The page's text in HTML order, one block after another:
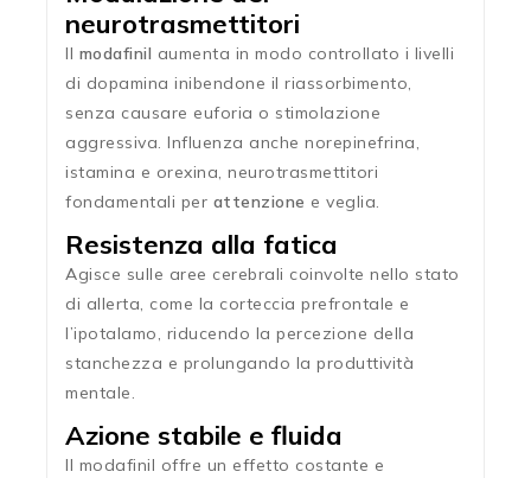
neurotrasmettitori
Il modafinil aumenta in modo controllato i livelli
di dopamina inibendone il riassorbimento,
senza causare euforia o stimolazione
aggressiva. Influenza anche norepinefrina,
istamina e orexina, neurotrasmettitori
fondamentali per attenzione e veglia.
Resistenza alla fatica
Agisce sulle aree cerebrali coinvolte nello stato
di allerta, come la corteccia prefrontale e
l’ipotalamo, riducendo la percezione della
stanchezza e prolungando la produttività
mentale.
Azione stabile e fluida
Il modafinil offre un effetto costante e